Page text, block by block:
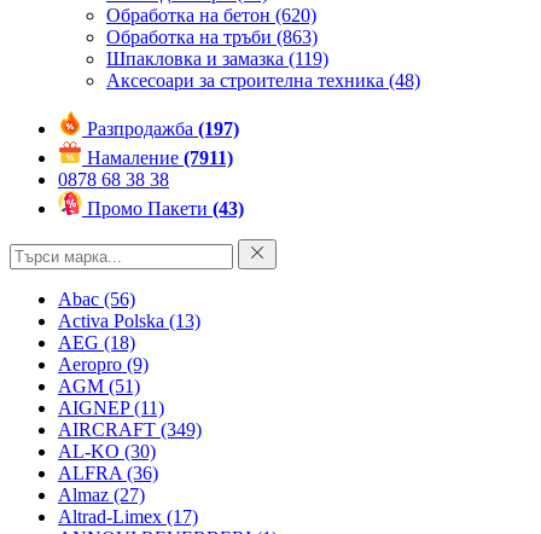
Обработка на бетон (620)
Обработка на тръби (863)
Шпакловка и замазка (119)
Аксесоари за строителна техника (48)
Разпродажба (197)
Намаление (7911)
0878 68 38 38
Промо Пакети (43)
Abac (56)
Activa Polska (13)
AEG (18)
Aeropro (9)
AGM (51)
AIGNEP(11)
AIRCRAFT (349)
AL-KO (30)
ALFRA (36)
Almaz (27)
Altrad-Limex (17)